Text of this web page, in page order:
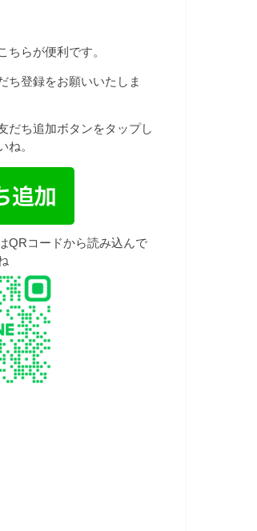
ちらが便利です。
ち登録をお願いいたしま
だち追加ボタンをタップし
ね。
QRコードから読み込んで